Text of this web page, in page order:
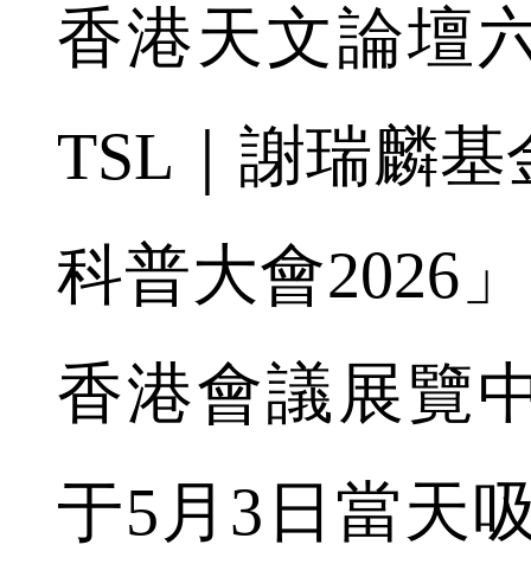
香港天文論壇
TSL｜謝瑞麟
科普大會2026
香港會議展覽
于5月3日當天